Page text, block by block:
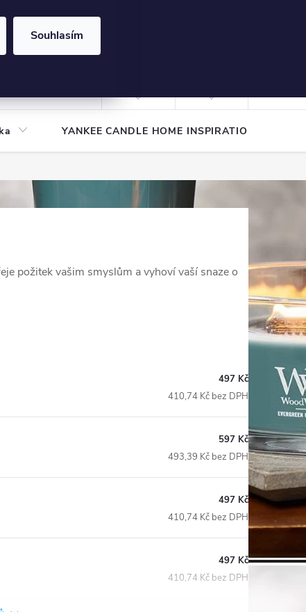
Souhlasím
YANKEE CANDLE HOME INSPIRATION
požitek vašim smyslům a vyhoví vaší snaze o
497 Kč
410,74 Kč bez DPH
597 Kč
493,39 Kč bez DPH
497 Kč
410,74 Kč bez DPH
497 Kč
410,74 Kč bez DPH